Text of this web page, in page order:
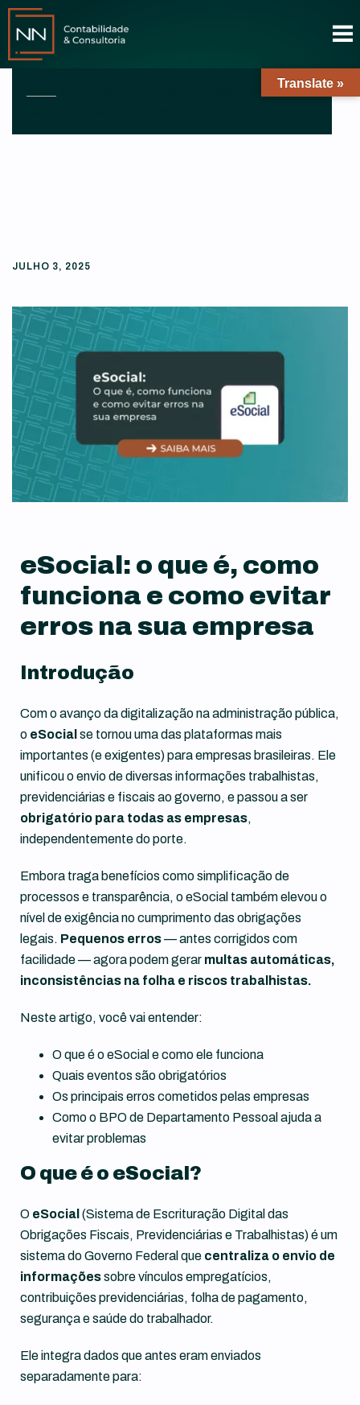
eSocial: o que é, como funciona e como
JULHO 3, 2025
eSocial: o que é, como
funciona e como evitar
erros na sua empresa
Introdução
Com o avanço da digitalização na administração pública,
o eSocial se tornou uma das plataformas mais
importantes (e exigentes) para empresas brasileiras. Ele
unificou o envio de diversas informações trabalhistas,
previdenciárias e fiscais ao governo, e passou a ser
obrigatório para todas as empresas,
independentemente do porte.
Embora traga benefícios como simplificação de
processos e transparência, o eSocial também elevou o
nível de exigência no cumprimento das obrigações
legais. Pequenos erros— antes corrigidos com
facilidade — agora podem gerar multas automáticas,
inconsistências na folha e riscos trabalhistas.
Neste artigo, você vai entender:
O que é o eSocial e como ele funciona
Quais eventos são obrigatórios
Os principais erros cometidos pelas empresas
Como o BPO de Departamento Pessoal ajuda a
evitar problemas
O que é o eSocial?
O eSocial (Sistema de Escrituração Digital das
Obrigações Fiscais, Previdenciárias e Trabalhistas) é um
sistema do Governo Federal que centraliza o envio de
informaçõessobre vínculos empregatícios,
contribuições previdenciárias, folha de pagamento,
segurança e saúde do trabalhador.
Ele integra dados que antes eram enviados
separadamente para:
Translate »